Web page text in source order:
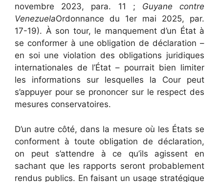
novembre 2023, para. 11 ; Guyane contre
VenezuelaOrdonnance du 1er mai 2025, par.
17-19). À son tour, le manquement d’un État à
se conformer à une obligation de déclaration –
en soi une violation des obligations juridiques
internationales de l’État – pourrait bien limiter
les informations sur lesquelles la Cour peut
s’appuyer pour se prononcer sur le respect des
mesures conservatoires.
D’un autre côté, dans la mesure où les États se
conforment à toute obligation de déclaration,
on peut s’attendre à ce qu’ils agissent en
sachant que les rapports seront probablement
rendus publics. En faisant un usage stratégique